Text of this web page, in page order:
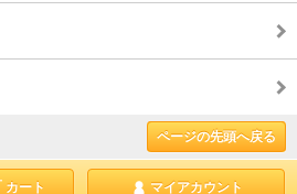
ページの先頭へ戻る
カート マイアカウント